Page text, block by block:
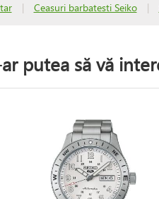
| Ceasuri barbatesti Seiko |
putea să vă